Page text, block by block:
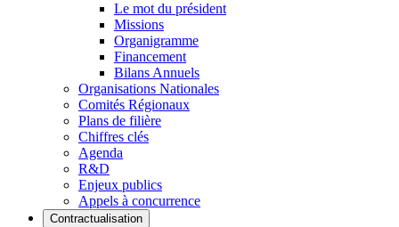
Le mot du président
Missions
Organigramme
Financement
Bilans Annuels
Organisations Nationales
Comités Régionaux
Plans de filière
Chiffres clés
Agenda
R&D
Enjeux publics
Appels à concurrence
Contractualisation